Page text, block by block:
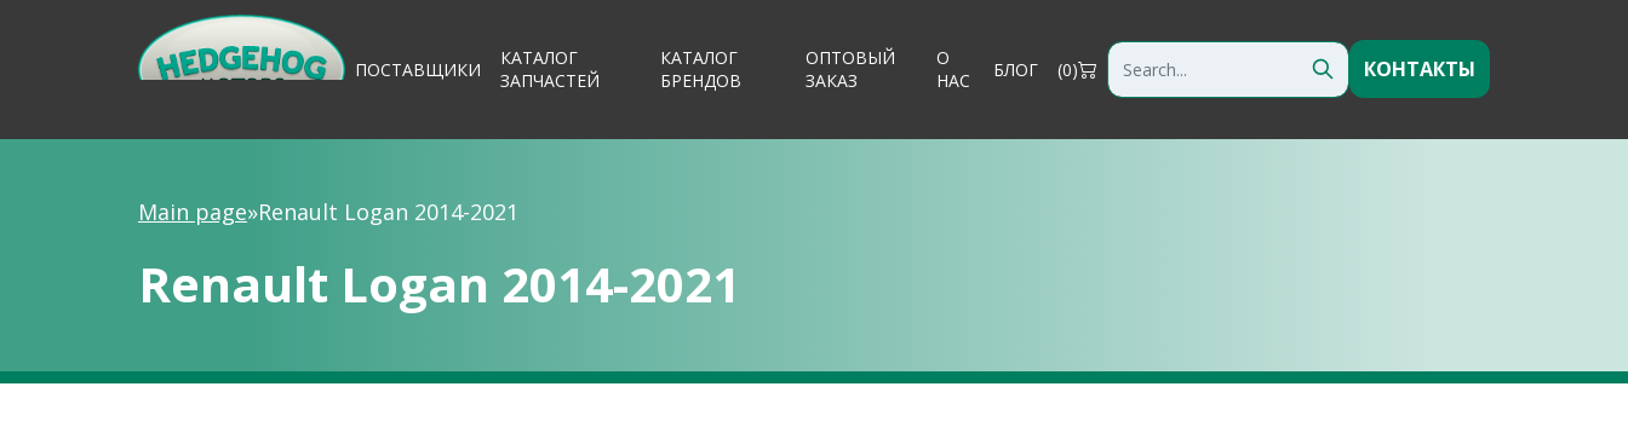
ПОСТАВЩИКИ
КАТАЛОГ
ЗАПЧАСТЕЙ
КАТАЛОГ
БРЕНДОВ
ОПТОВЫЙ
ЗАКАЗ
О
НАС
БЛОГ (0) КОНТАКТЫ
Main page»Renault Logan 2014-2021
Renault Logan 2014-2021